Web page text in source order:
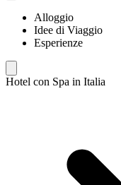
Alloggio
Idee di Viaggio
Esperienze
Hotel con Spa in Italia